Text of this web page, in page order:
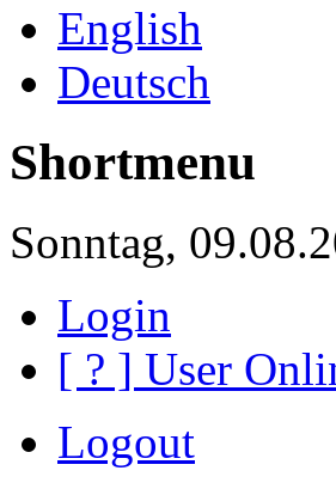
English
Deutsch
Shortmenu
Sonntag,
Login
[ ? ] User
Logout